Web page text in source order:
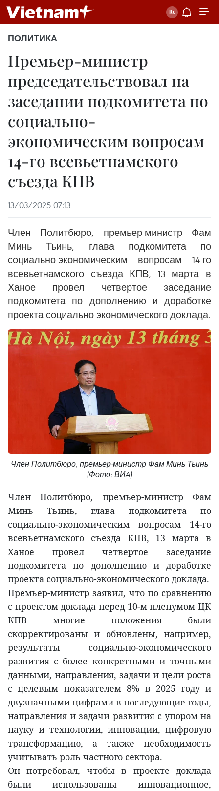
ПОЛИТИКА
Премьер-министр
председательствовал на
заседании подкомитета по
социально-
экономическим вопросам
14-го всевьетнамского
съезда КПВ
13/03/2025 07:13
Член Политбюро, премьер-министр Фам
Минь Тьинь, глава подкомитета по
социально-экономическим вопросам 14-го
всевьетнамского съезда КПВ, 13 марта в
Ханое провел четвертое заседание
подкомитета по дополнению и доработке
проекта социально-экономического доклада.
Член Политбюро, премьер-министр Фам Минь Тьинь
(Фото: ВИA)
Член Политбюро, премьер-министр Фам
Минь Тьинь, глава подкомитета по
социально-экономическим вопросам 14-го
всевьетнамского съезда КПВ, 13 марта в
Ханое провел четвертое заседание
подкомитета по дополнению и доработке
проекта социально-экономического доклада.
Премьер-министр заявил, что по сравнению
с проектом доклада перед 10-м пленумом ЦК
КПВ многие положения были
скорректированы и обновлены, например,
результаты социально-экономического
развития с более конкретными и точными
данными, направления, задачи и цели роста
с целевым показателем 8% в 2025 году и
двузначными цифрами в последующие годы,
направления и задачи развития с упором на
науку и технологии, инновации, цифровую
трансформацию, а также необходимость
учитывать роль частного сектора.
Он потребовал, чтобы в проекте доклада
были использованы инновационное,